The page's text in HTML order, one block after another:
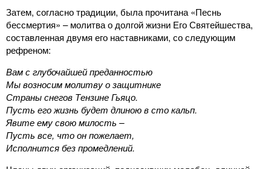
Затем, согласно традиции, была прочитана «Песнь
бессмертия» – молитва о долгой жизни Его Святейшества,
составленная двумя его наставниками, со следующим
рефреном:
Вам с глубочайшей преданностью
Мы возносим молитву о защитнике
Страны снегов Тензине Гьяцо.
Пусть его жизнь будет длиною в сто кальп.
Явите ему свою милость –
Пусть все, что он пожелает,
Исполнится без промедлений.